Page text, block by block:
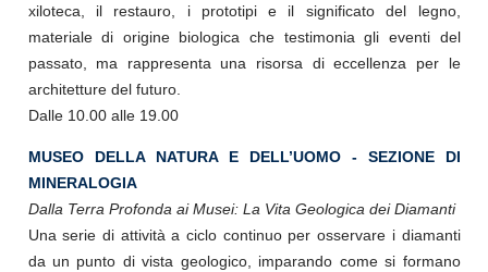
xiloteca, il restauro, i prototipi e il significato del legno,
materiale di origine biologica che testimonia gli eventi del
passato, ma rappresenta una risorsa di eccellenza per le
architetture del futuro.
Dalle 10.00 alle 19.00
MUSEO DELLA NATURA E DELL’UOMO - SEZIONE DI
MINERALOGIA
Dalla Terra Profonda ai Musei: La Vita Geologica dei Diamanti
Una serie di attività a ciclo continuo per osservare i diamanti
da un punto di vista geologico, imparando come si formano